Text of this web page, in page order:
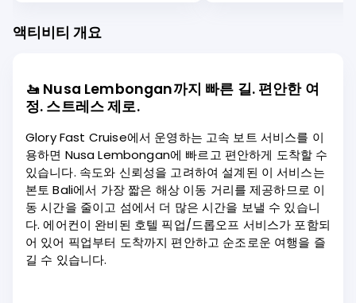
액티비티 개요
🚤 Nusa Lembongan까지 빠른 길. 편안한 여
정. 스트레스 제로.
Glory Fast Cruise에서 운영하는 고속 보트 서비스를 이
용하면 Nusa Lembongan에 빠르고 편안하게 도착할 수
있습니다. 속도와 신뢰성을 고려하여 설계된 이 서비스는
본토 Bali에서 가장 짧은 해상 이동 거리를 제공하므로 이
동 시간을 줄이고 섬에서 더 많은 시간을 보낼 수 있습니
다. 에어컨이 완비된 호텔 픽업/드롭오프 서비스가 포함되
어 있어 픽업부터 도착까지 편안하고 순조로운 여행을 즐
길 수 있습니다.